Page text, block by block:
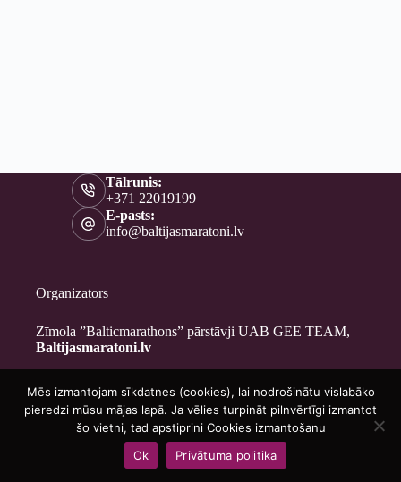
Tālrunis:
+371 22019199
E-pasts:
info@baltijasmaratoni.lv
Organizators
Zīmola ”Balticmarathons” pārstāvji UAB GEE TEAM,
Baltijasmaratoni.lv
Kontakti
Par mums
Brīvprātīgajiem
Privātuma politika
Copyright © 2026 - Baltijasmaratoni.lv
Mēs izmantojam sīkdatnes (cookies), lai nodrošinātu vislabāko
pieredzi mūsu mājas lapā. Ja vēlies turpināt pilnvērtīgi izmantot
šo vietni, tad apstiprini Cookies izmantošanu
Ok
Privātuma politika